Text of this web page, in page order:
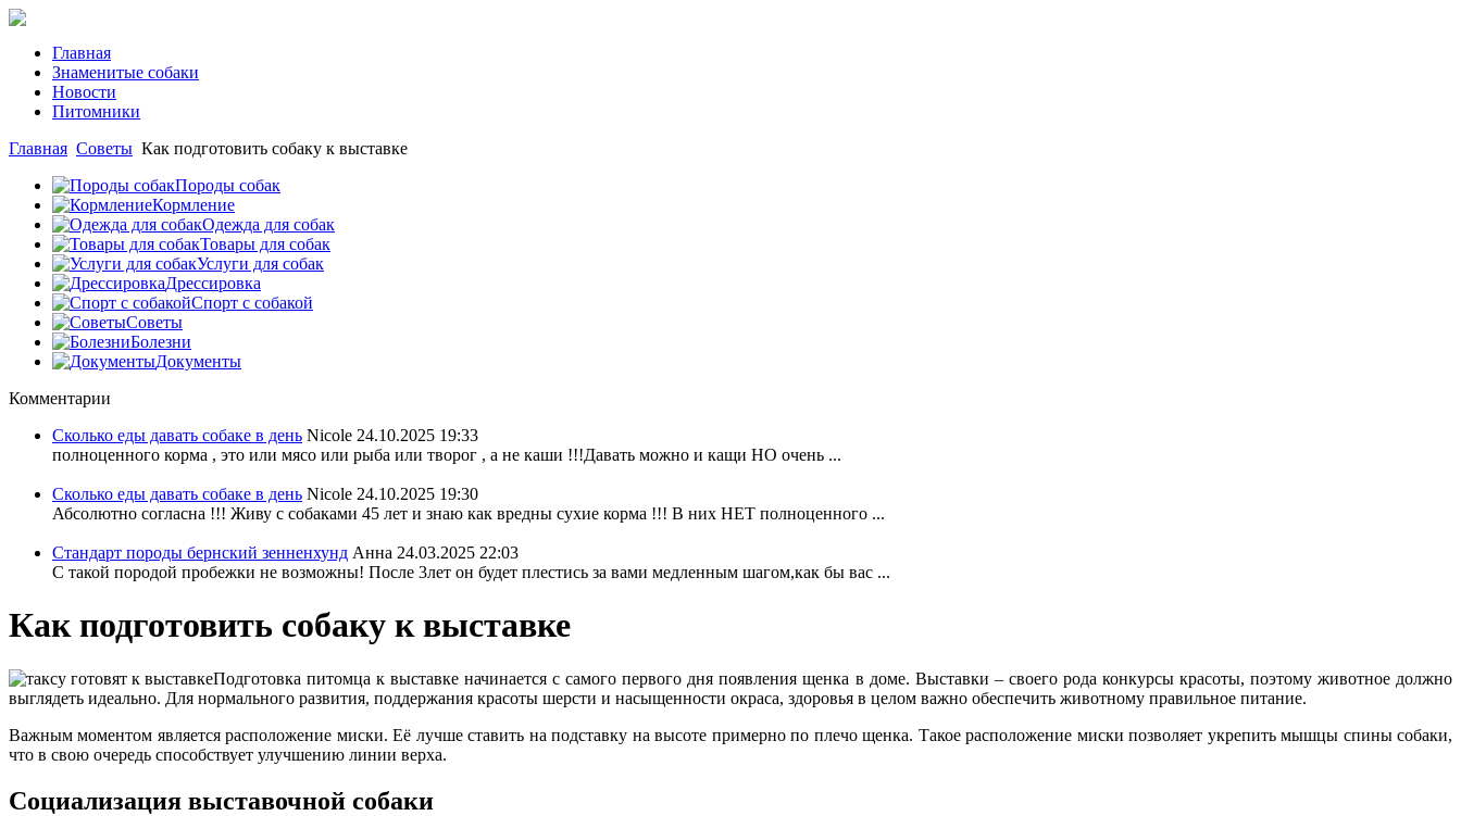
Главная
Знаменитые собаки
Новости
Питомники
Главная Советы Как подготовить собаку к выставке
Породы собак
Кормление
Одежда для собак
Товары для собак
Услуги для собак
Дрессировка
Спорт с собакой
Советы
Болезни
Документы
Комментарии
Сколько еды давать собаке в день Nicole 24.10.2025 19:33
полноценного корма , это или мясо или рыба или творог , а не каши !!!Давать можно и кащи НО очень ...
Сколько еды давать собаке в день Nicole 24.10.2025 19:30
Абсолютно согласна !!! Живу с собаками 45 лет и знаю как вредны сухие корма !!! В них НЕТ полноценного ...
Стандарт породы бернский зенненхунд Анна 24.03.2025 22:03
С такой породой пробежки не возможны! После 3лет он будет плестись за вами медленным шагом,как бы вас ...
Как подготовить собаку к выставке
Подготовка питомца к выставке начинается с самого первого дня появления щенка в доме. Выставки – своего рода конкурсы красоты, поэтому животное должно
выглядеть идеально. Для нормального развития, поддержания красоты шерсти и насыщенности окраса, здоровья в целом важно обеспечить животному правильное питание.
Важным моментом является расположение миски. Её лучше ставить на подставку на высоте примерно по плечо щенка. Такое расположение миски позволяет укрепить мышцы спины собаки,
что в свою очередь способствует улучшению линии верха.
Социализация выставочной собаки